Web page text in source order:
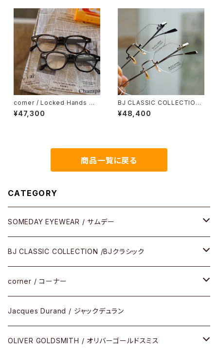
corner / Locked Hands コ
ーナー ロックドハンズ <orner
¥47,300
BJ CLASSIC COLLECTION
PREM-206NT リムレス ツー
ポイント 縁無し BJクラシック
¥48,400
商品一覧に戻る
CATEGORY
SOMEDAY EYEWEAR / サムデー
メガネ
サングラス
アパレル
その他
BJ CLASSIC COLLECTION /BJクラシック
CELLULOID（CRAFTSMAN EDITION）
SHINBARI（CRAFTSMAN EDITION）
URUSHI（CRAFTSMAN EDITION）
corner / コーナー
リサーチシリーズ
サブリメイションシリーズ
Jacques Durand / ジャックデュラン
OLIVER GOLDSMITH / オリバーゴールドスミス